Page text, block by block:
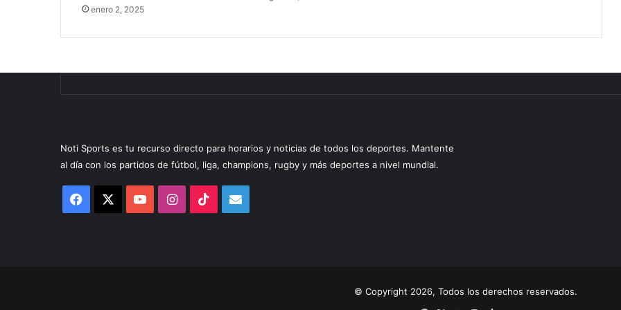
enero 2, 2025
Noti Sports es tu recurso directo para horarios y noticias de todos los deportes. Mantente
al día con los partidos de fútbol, liga, champions, rugby y más deportes a nivel mundial.
Facebook YouTubeInstagram
TikTokCorreo
© Copyright 2026, Todos los derechos reservados.